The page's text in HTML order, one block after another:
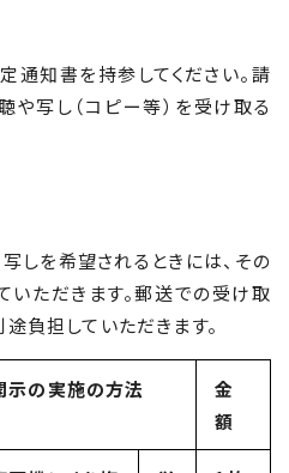
通知書を持参してください。請
や写し（コピー等）を受け取る
しを希望されるときには、その
いただきます。郵送での受け取
負担していただきます。
示の実施の方法
金
額